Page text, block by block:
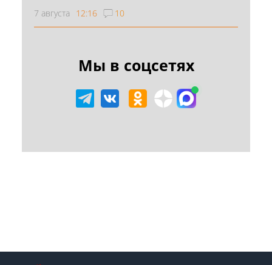
7 августа 12:16 10
Мы в соцсетях